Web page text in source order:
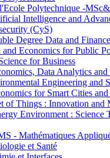
Polytechnique -
Intelligence and
(CyS)
Degree Data and
Economics for Public
for Business
Data Analytics and
Engineering and
for Smart Cities
of Things : Innovation and
Environment : Science
- Mathématiques
et Santé